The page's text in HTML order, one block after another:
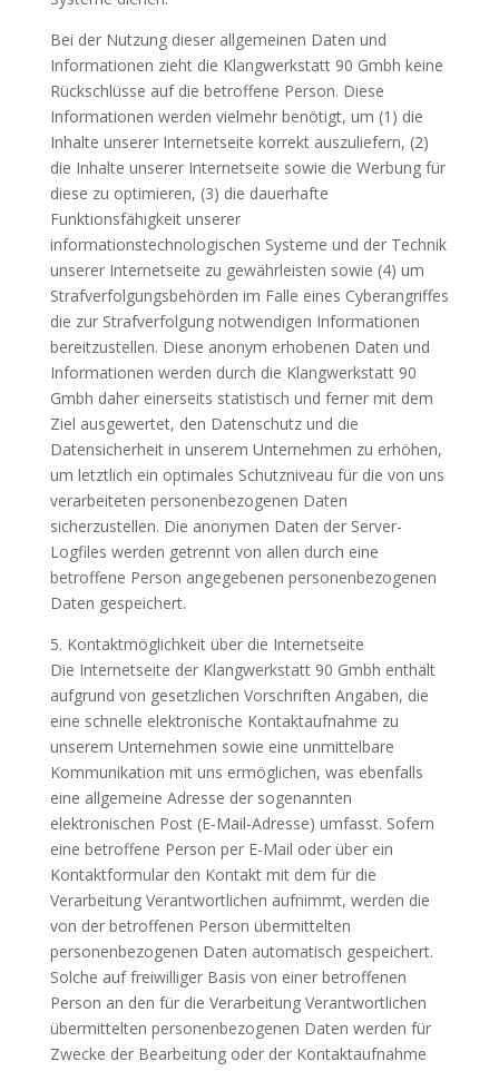
Bei der Nutzung dieser allgemeinen Daten und
Informationen zieht die Klangwerkstatt 90 Gmbh keine
Rückschlüsse auf die betroffene Person. Diese
Informationen werden vielmehr benötigt, um (1) die
Inhalte unserer Internetseite korrekt auszuliefern, (2)
die Inhalte unserer Internetseite sowie die Werbung für
diese zu optimieren, (3) die dauerhafte
Funktionsfähigkeit unserer
informationstechnologischen Systeme und der Technik
unserer Internetseite zu gewährleisten sowie (4) um
Strafverfolgungsbehörden im Falle eines Cyberangriffes
die zur Strafverfolgung notwendigen Informationen
bereitzustellen. Diese anonym erhobenen Daten und
Informationen werden durch die Klangwerkstatt 90
Gmbh daher einerseits statistisch und ferner mit dem
Ziel ausgewertet, den Datenschutz und die
Datensicherheit in unserem Unternehmen zu erhöhen,
um letztlich ein optimales Schutzniveau für die von uns
verarbeiteten personenbezogenen Daten
sicherzustellen. Die anonymen Daten der Server-
Logfiles werden getrennt von allen durch eine
betroffene Person angegebenen personenbezogenen
Daten gespeichert.
5. Kontaktmöglichkeit über die Internetseite
Die Internetseite der Klangwerkstatt 90 Gmbh enthält
aufgrund von gesetzlichen Vorschriften Angaben, die
eine schnelle elektronische Kontaktaufnahme zu
unserem Unternehmen sowie eine unmittelbare
Kommunikation mit uns ermöglichen, was ebenfalls
eine allgemeine Adresse der sogenannten
elektronischen Post (E-Mail-Adresse) umfasst. Sofern
eine betroffene Person per E-Mail oder über ein
Kontaktformular den Kontakt mit dem für die
Verarbeitung Verantwortlichen aufnimmt, werden die
von der betroffenen Person übermittelten
personenbezogenen Daten automatisch gespeichert.
Solche auf freiwilliger Basis von einer betroffenen
Person an den für die Verarbeitung Verantwortlichen
übermittelten personenbezogenen Daten werden für
Zwecke der Bearbeitung oder der Kontaktaufnahme